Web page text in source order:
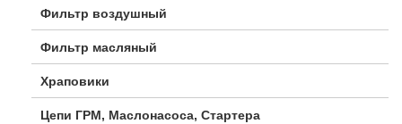
Фильтр воздушный
Фильтр масляный
Храповики
Цепи ГРМ, Маслонасоса, Стартера